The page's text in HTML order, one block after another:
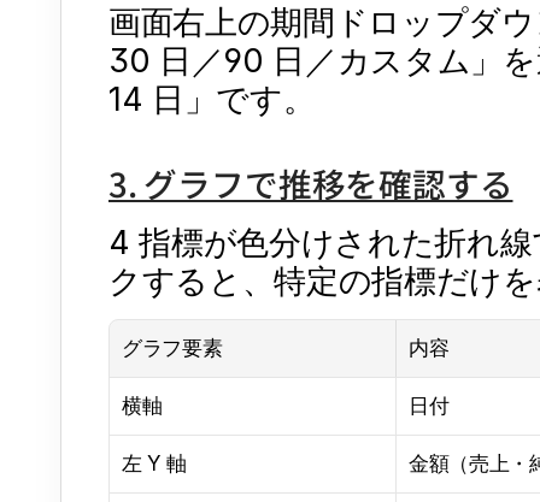
画面右上の期間ドロップダ
30 日／90 日／カスタム」
14 日」です。
3. グラフで推移を確認する
4 指標が色分けされた折れ
クすると、特定の指標だけ
グラフ要素 内容
横軸 日付
左 Y 軸 金額（売上・